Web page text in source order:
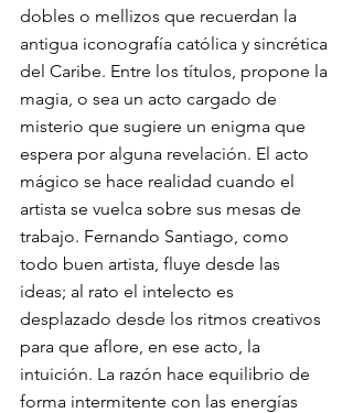
dobles o mellizos que recuerdan la
antigua iconografía católica y sincrética
del Caribe. Entre los títulos, propone la
magia, o sea un acto cargado de
misterio que sugiere un enigma que
espera por alguna revelación. El acto
mágico se hace realidad cuando el
artista se vuelca sobre sus mesas de
trabajo. Fernando Santiago, como
todo buen artista, fluye desde las
ideas; al rato el intelecto es
desplazado desde los ritmos creativos
para que aflore, en ese acto, la
intuición. La razón hace equilibrio de
forma intermitente con las energías